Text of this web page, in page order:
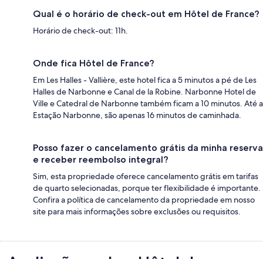
Qual é o horário de check-out em Hôtel de France?
Horário de check-out: 11h.
Onde fica Hôtel de France?
Em Les Halles - Vallière, este hotel fica a 5 minutos a pé de Les
Halles de Narbonne e Canal de la Robine. Narbonne Hotel de
Ville e Catedral de Narbonne também ficam a 10 minutos. Até a
Estação Narbonne, são apenas 16 minutos de caminhada.
Posso fazer o cancelamento grátis da minha reserva
e receber reembolso integral?
Sim, esta propriedade oferece cancelamento grátis em tarifas
de quarto selecionadas, porque ter flexibilidade é importante.
Confira a política de cancelamento da propriedade em nosso
site para mais informações sobre exclusões ou requisitos.